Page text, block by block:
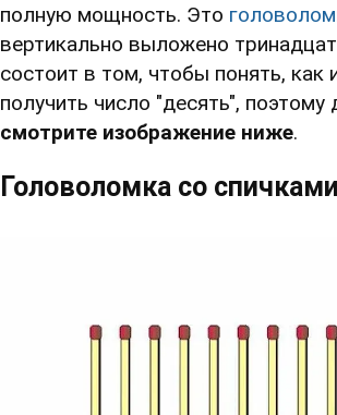
полную мощность. Это
вертикально выложено
состоит в том, чтобы понять, как
получить число "десять", поэтому
смотрите изображение ниже.
Головоломка со спичками